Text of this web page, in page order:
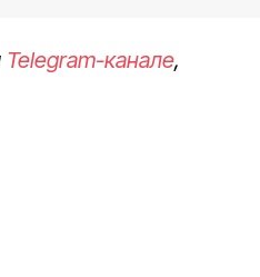
Telegram-канале,